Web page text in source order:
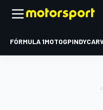
FÓRMULA 1MOTOGPINDYCAR